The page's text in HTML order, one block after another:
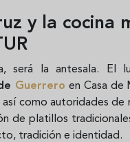
y la cocina
será la antesala. El
Guerreroen Casa de
como autoridades de
de platillos
tradición e identidad.